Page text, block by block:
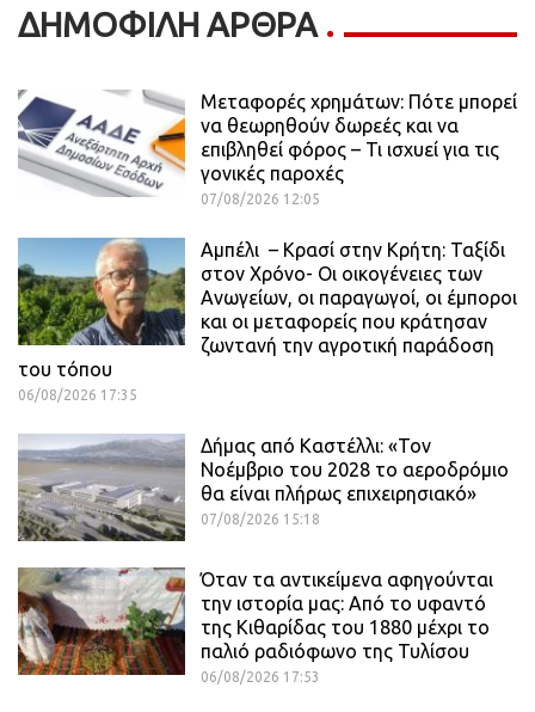
ΔΗΜΟΦΙΛΗ ΑΡΘΡΑ
Μεταφορές χρημάτων: Πότε μπορεί
να θεωρηθούν δωρεές και να
επιβληθεί φόρος – Τι ισχυεί για τις
γονικές παροχές
07/08/2026 12:05
Αμπέλι – Κρασί στην Κρήτη: Ταξίδι
στον Χρόνο- Οι οικογένειες των
Ανωγείων, οι παραγωγοί, οι έμποροι
και οι μεταφορείς που κράτησαν
ζωντανή την αγροτική παράδοση
του τόπου
06/08/2026 17:35
Δήμας από Καστέλλι: «Τον
Νοέμβριο του 2028 το αεροδρόμιο
θα είναι πλήρως επιχειρησιακό»
07/08/2026 15:18
Όταν τα αντικείμενα αφηγούνται
την ιστορία μας: Από το υφαντό
της Κιθαρίδας του 1880 μέχρι το
παλιό ραδιόφωνο της Τυλίσου
06/08/2026 17:53